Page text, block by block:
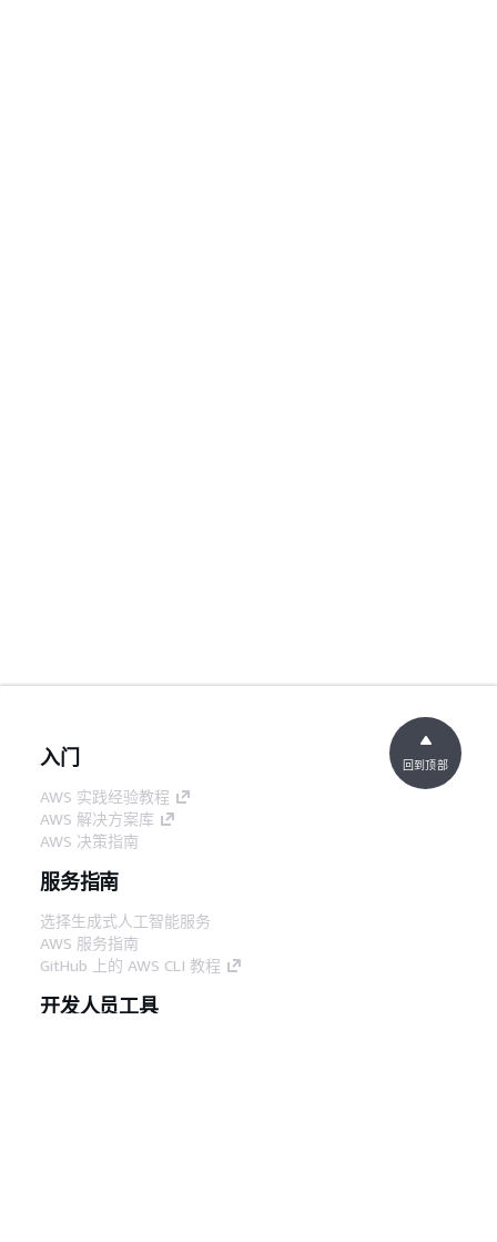
入门
AWS 实践经验教程
AWS 解决方案库
AWS 决策指南
服务指南
选择生成式人工智能服务
AWS 服务指南
GitHub 上的 AWS CLI 教程
开发人员工具
回到顶部